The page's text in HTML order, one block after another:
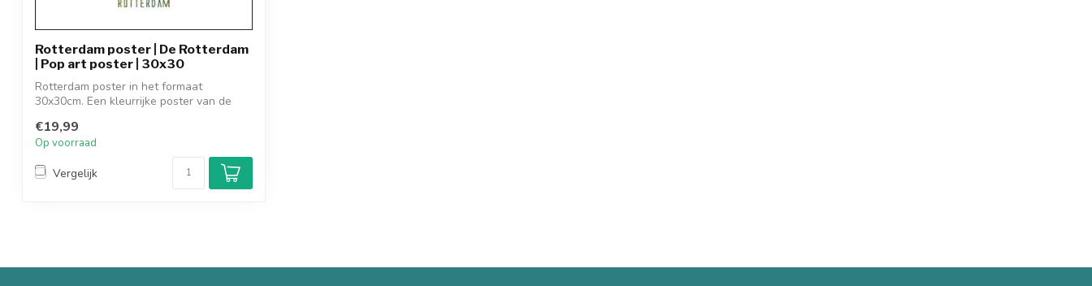
Rotterdam poster | De Rotterdam
| Pop art poster | 30x30
Rotterdam poster in het formaat
30x30cm. Een kleurrijke poster van de
€19,99
Op voorraad
Vergelijk